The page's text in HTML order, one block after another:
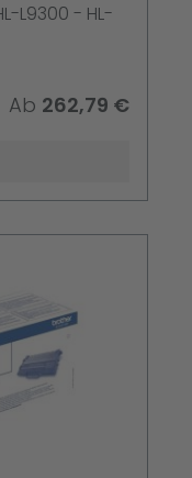
L9300 - HL-
Ab 262,79 €